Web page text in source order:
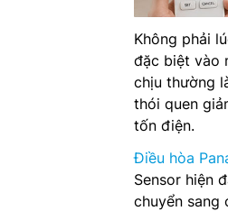
Không phải
đặc biệt vào
chịu thường
thói quen
tốn điện.
Điều hòa
Sensor hiện
chuyển sang